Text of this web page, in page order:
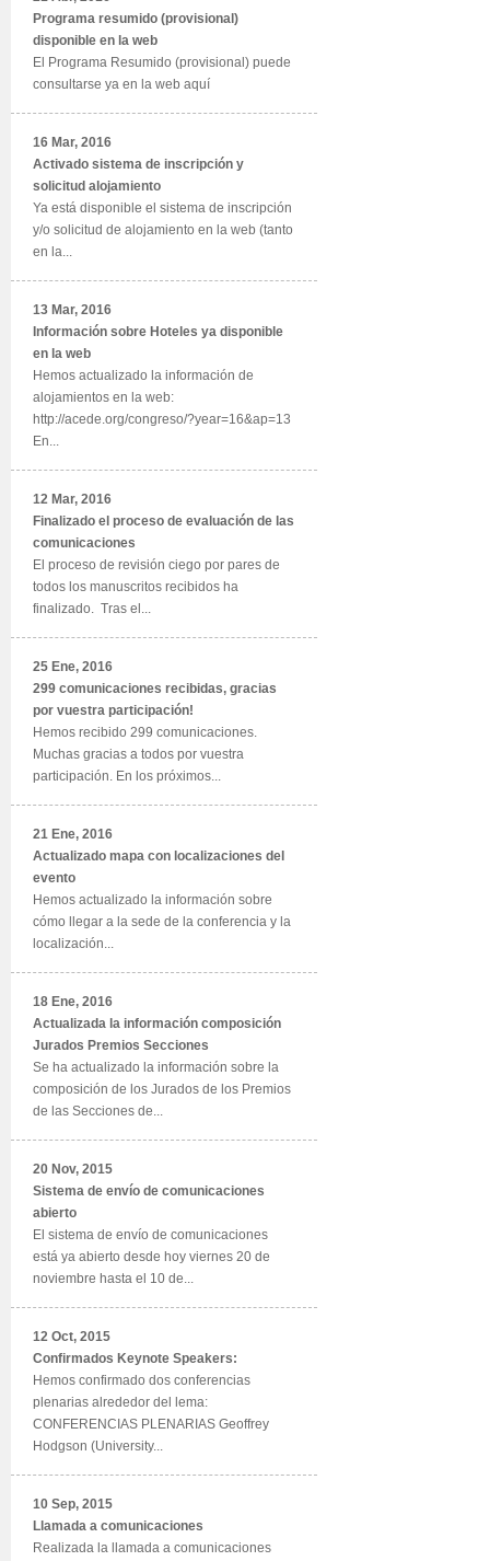
Programa resumido (provisional)
disponible en la web
El Programa Resumido (provisional) puede
consultarse ya en la web aquí
16 Mar, 2016
Activado sistema de inscripción y
solicitud alojamiento
Ya está disponible el sistema de inscripción
y/o solicitud de alojamiento en la web (tanto
en la...
13 Mar, 2016
Información sobre Hoteles ya disponible
en la web
Hemos actualizado la información de
alojamientos en la web:
http://acede.org/congreso/?year=16&ap=13
En...
12 Mar, 2016
Finalizado el proceso de evaluación de las
comunicaciones
El proceso de revisión ciego por pares de
todos los manuscritos recibidos ha
finalizado. Tras el...
25 Ene, 2016
299 comunicaciones recibidas, gracias
por vuestra participación!
Hemos recibido 299 comunicaciones.
Muchas gracias a todos por vuestra
participación. En los próximos...
21 Ene, 2016
Actualizado mapa con localizaciones del
evento
Hemos actualizado la información sobre
cómo llegar a la sede de la conferencia y la
localización...
18 Ene, 2016
Actualizada la información composición
Jurados Premios Secciones
Se ha actualizado la información sobre la
composición de los Jurados de los Premios
de las Secciones de...
20 Nov, 2015
Sistema de envío de comunicaciones
abierto
El sistema de envío de comunicaciones
está ya abierto desde hoy viernes 20 de
noviembre hasta el 10 de...
12 Oct, 2015
Confirmados Keynote Speakers:
Hemos confirmado dos conferencias
plenarias alrededor del lema:
CONFERENCIAS PLENARIAS Geoffrey
Hodgson (University...
10 Sep, 2015
Llamada a comunicaciones
Realizada la llamada a comunicaciones